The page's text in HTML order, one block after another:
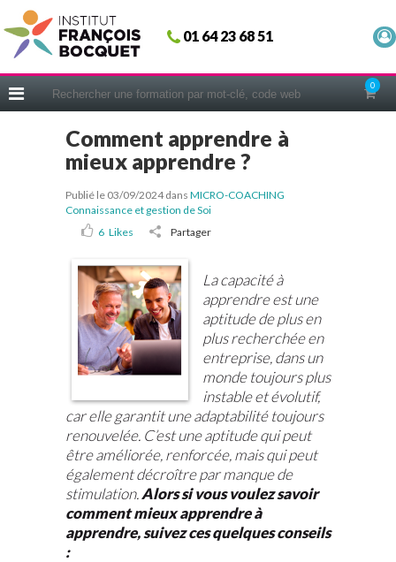
01 64 23 68 51
0
Fermer
ACCUEIL
CERIFICATIONS
INTRAS | SUR-MESURE
COACHING
EN PRATIQUE
NOUS CONNAÎTRE
CONSEILS MICRO-COACHING
WEBINAIRES
QUESTIONNAIRE GRATUIT
Comment apprendre à
mieux apprendre ?
Publié le 03/09/2024dans MICRO-COACHING
Connaissance et gestion de Soi
6 Likes Partager
La capacité à
apprendre est une
aptitude de plus en
plus recherchée en
entreprise, dans un
monde toujours plus
instable et évolutif,
car elle garantit une adaptabilité toujours
renouvelée. C’est une aptitude qui peut
être améliorée, renforcée, mais qui peut
également décroître par manque de
stimulation.Alors si vous voulez savoir
comment mieux apprendre à
apprendre, suivez ces quelques conseils
: